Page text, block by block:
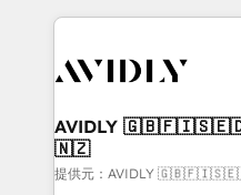
digital agency and an
CRM and webdesign
AVIDLY
🇳🇿
提供元：AVIDLY